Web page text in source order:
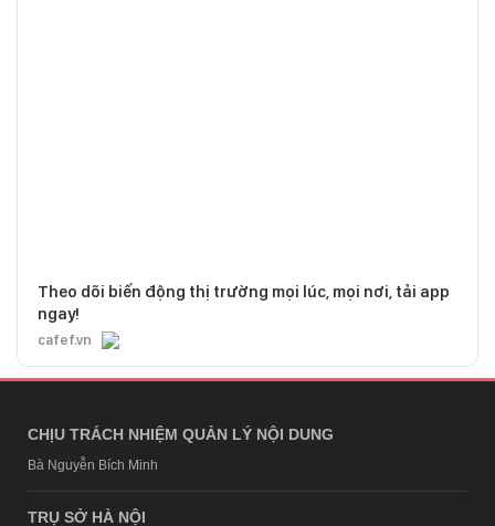
Theo dõi biến động thị trường mọi lúc, mọi nơi, tải app
ngay!
cafef.vn
CHỊU TRÁCH NHIỆM QUẢN LÝ NỘI DUNG
Bà Nguyễn Bích Minh
TRỤ SỞ HÀ NỘI